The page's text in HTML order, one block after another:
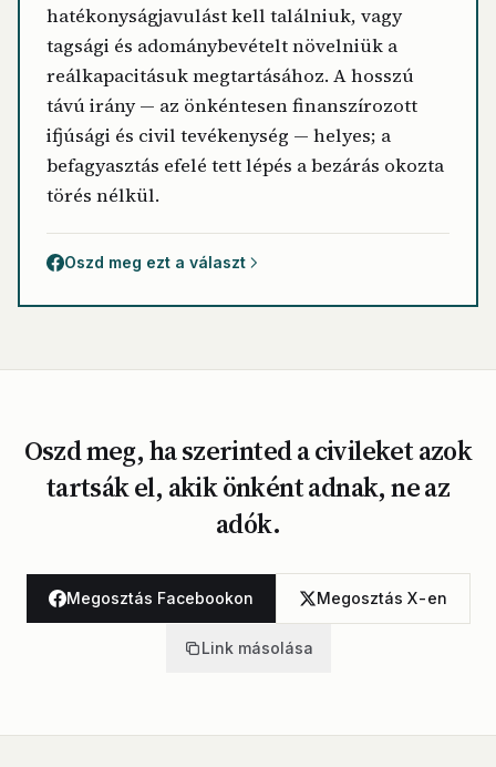
hatékonyságjavulást kell találniuk, vagy
tagsági és adománybevételt növelniük a
reálkapacitásuk megtartásához. A hosszú
távú irány — az önkéntesen finanszírozott
ifjúsági és civil tevékenység — helyes; a
befagyasztás efelé tett lépés a bezárás okozta
törés nélkül.
Oszd meg ezt a választ
Oszd meg, ha szerinted a civileket azok
tartsák el, akik önként adnak, ne az
adók.
Megosztás Facebookon Megosztás X-en
Link másolása